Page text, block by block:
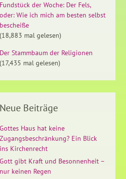
Fundstück der Woche: Der Fels,
oder: Wie ich mich am besten selbst
bescheiße
(18,883 mal gelesen)
Der Stammbaum der Religionen
(17,435 mal gelesen)
Neue Beiträge
Gottes Haus hat keine
Zugangsbeschränkung? Ein Blick
ins Kirchenrecht
Gott gibt Kraft und Besonnenheit –
nur keinen Regen